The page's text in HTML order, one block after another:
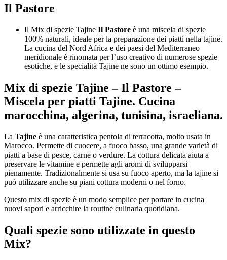
Il Pastore
Il Mix di spezie Tajine Il Pastore è una miscela di spezie
100% naturali, ideale per la preparazione dei piatti nella tajine.
La cucina del Nord Africa e dei paesi del Mediterraneo
meridionale è rinomata per l’uso creativo di numerose spezie
esotiche, e le specialità Tajine ne sono un ottimo esempio.
Mix di spezie Tajine –Il Pastore –
Miscela per piatti Tajine. Cucina
marocchina, algerina, tunisina, israeliana.
La Tajine è una caratteristica pentola di terracotta, molto usata in
Marocco. Permette di cuocere, a fuoco basso, una grande varietà di
piatti a base di pesce, carne o verdure. La cottura delicata aiuta a
preservare le vitamine e permette agli aromi di svilupparsi
pienamente. Tradizionalmente si usa su fuoco aperto, ma la tajine si
può utilizzare anche su piani cottura moderni o nel forno.
Questo mix di spezie è un modo semplice per portare in cucina
nuovi sapori e arricchire la routine culinaria quotidiana.
Quali spezie sono utilizzate in questo
Mix?